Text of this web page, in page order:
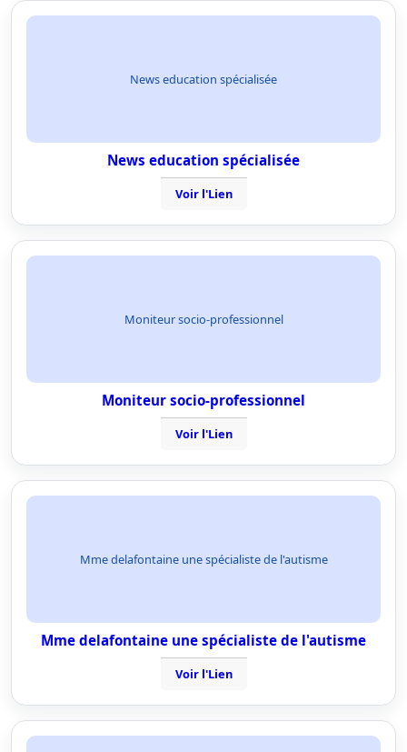
News education spécialisée
News education spécialisée
Voir l'Lien
Moniteur socio-professionnel
Moniteur socio-professionnel
Voir l'Lien
Mme delafontaine une spécialiste de l'autisme
Mme delafontaine une spécialiste de l'autisme
Voir l'Lien